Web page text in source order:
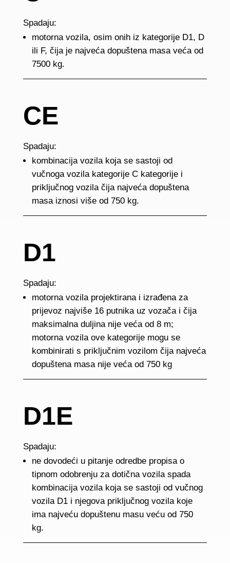
Spadaju:
motorna vozila, osim onih iz kategorije D1, D
ili F, čija je najveća dopuštena masa veća od
7500 kg.
CE
Spadaju:
kombinacija vozila koja se sastoji od
vučnoga vozila kategorije C kategorije i
priključnog vozila čija najveća dopuštena
masa iznosi više od 750 kg.
D1
Spadaju:
motorna vozila projektirana i izrađena za
prijevoz najviše 16 putnika uz vozača i čija
maksimalna duljina nije veća od 8 m;
motorna vozila ove kategorije mogu se
kombinirati s priključnim vozilom čija najveća
dopuštena masa nije veća od 750 kg
D1E
Spadaju:
ne dovodeći u pitanje odredbe propisa o
tipnom odobrenju za dotična vozila spada
kombinacija vozila koja se sastoji od vučnog
vozila D1 i njegova priključnog vozila koje
ima najveću dopuštenu masu veću od 750
kg.